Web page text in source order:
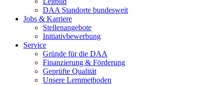
DAA Standorte bundesweit
Jobs & Karriere
Stellenangebote
Initiativbewerbung
Service
Gründe für die DAA
Finanzierung & Förderung
Geprüfte Qualität
Unsere Lernmethoden